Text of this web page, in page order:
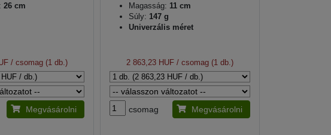
26 cm
/ csomag (1 db.)
Megvásárolni
Magasság: 11 cm
Súly: 147 g
Univerzális méret
2 863,23 HUF/ csomag (1 db.)
csomag Megvásárolni